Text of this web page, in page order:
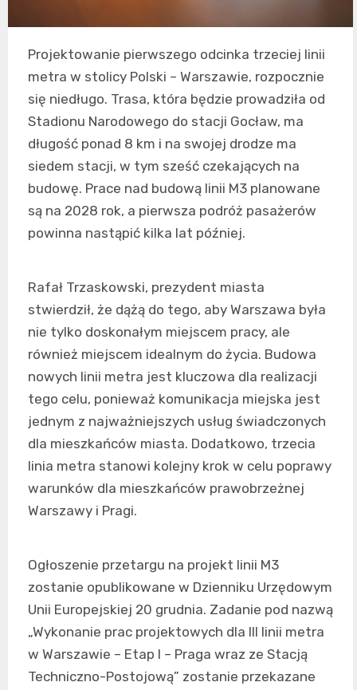
Projektowanie pierwszego odcinka trzeciej linii
metra w stolicy Polski – Warszawie, rozpocznie
się niedługo. Trasa, która będzie prowadziła od
Stadionu Narodowego do stacji Gocław, ma
długość ponad 8 km i na swojej drodze ma
siedem stacji, w tym sześć czekających na
budowę. Prace nad budową linii M3 planowane
są na 2028 rok, a pierwsza podróż pasażerów
powinna nastąpić kilka lat później.
Rafał Trzaskowski, prezydent miasta
stwierdził, że dążą do tego, aby Warszawa była
nie tylko doskonałym miejscem pracy, ale
również miejscem idealnym do życia. Budowa
nowych linii metra jest kluczowa dla realizacji
tego celu, ponieważ komunikacja miejska jest
jednym z najważniejszych usług świadczonych
dla mieszkańców miasta. Dodatkowo, trzecia
linia metra stanowi kolejny krok w celu poprawy
warunków dla mieszkańców prawobrzeżnej
Warszawy i Pragi.
Ogłoszenie przetargu na projekt linii M3
zostanie opublikowane w Dzienniku Urzędowym
Unii Europejskiej 20 grudnia. Zadanie pod nazwą
„Wykonanie prac projektowych dla III linii metra
w Warszawie – Etap I – Praga wraz ze Stacją
Techniczno-Postojową” zostanie przekazane